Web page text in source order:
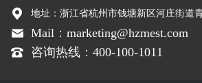
地址：浙江省杭州市钱塘新区河庄街道
Mail：marketing@hzmest.com
咨询热线：400-100-1011